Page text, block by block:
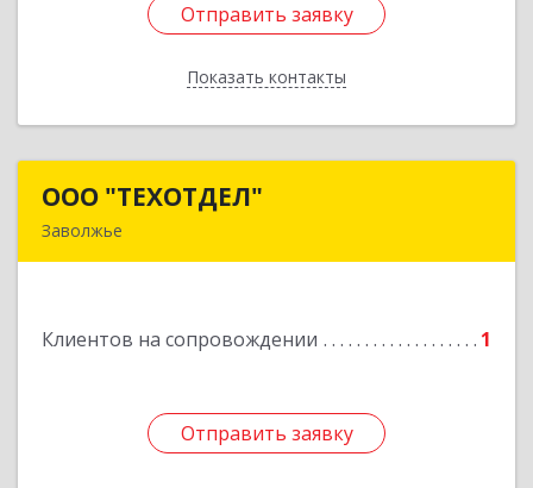
Отправить заявку
Показать контакты
Отправить заявку
Назад
ООО "ТЕХОТДЕЛ"
Заволжье
Клиентов на сопровождении 1
Отправить заявку
Отправить заявку